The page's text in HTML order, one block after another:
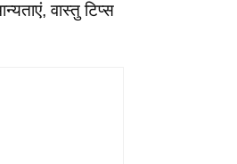
वास्तु टिप्स